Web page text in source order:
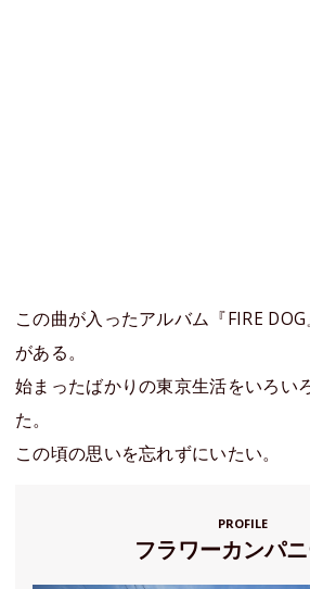
この曲が入ったアルバム『FIRE
がある。
始まったばかりの東京生活をいろい
た。
この頃の思いを忘れずにいたい。
PROFILE
フラワーカンパ